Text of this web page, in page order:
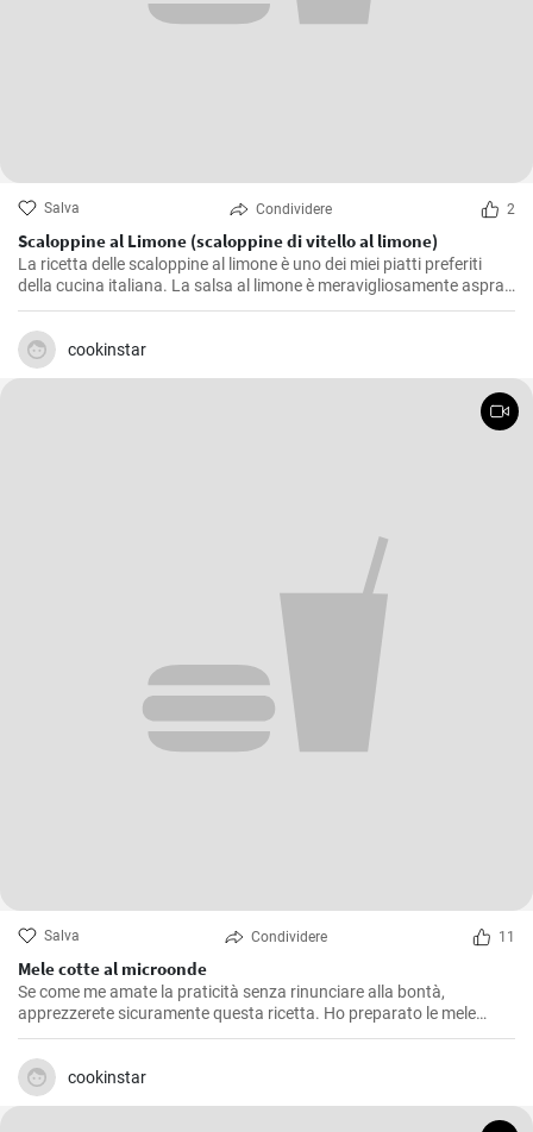
Salva Condividere 2
Scaloppine al Limone (scaloppine di vitello al limone)
La ricetta delle scaloppine al limone è uno dei miei piatti preferiti
della cucina italiana. La salsa al limone è meravigliosamente aspra
e accentua il sapore della carne di vitello. Si tratta di un piatto di
grande effetto che non solo è buono in estate per la sua leggerezza,
ma che mette di buon umore anche nei periodi più freddi.
cookinstar
Salva Condividere 11
Mele cotte al microonde
Se come me amate la praticità senza rinunciare alla bontà,
apprezzerete sicuramente questa ricetta. Ho preparato le mele
cotte al microonde più volte, soprattutto nelle mattine d'inverno
quando il freddo si fa sentire e ho bisogno di una colazione calda e
nutriente. Questa ricetta risulta anche un'ottima soluzione per chi
vuole concedersi un dessert dolce ed equilibrato senza appesantirsi.
E' una ricetta semplice e veloce, perfetta quando si ha poco tempo
cookinstar